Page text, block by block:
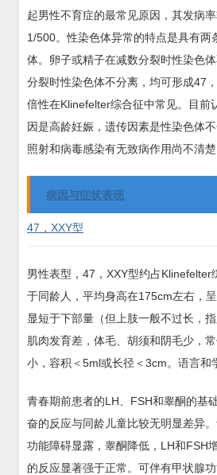
起男性不育症的最常见原因，其发病
1/500。性染色体异常的特点是具有两
体。卵子或精子在减数分裂时性染色
分裂时性染色体不分离，均可形成47
倍性在Klinefelter综合征中常见。目前
因是高龄妊娠，遗传因素是性染色体
照射和病毒感染有无致病作用尚不清楚
病因与症状表现
47，XXY型
男性表型，47，XXY型约占Klinefelter
于同龄人，平均身高在175cm左右，
显短于下部量（但上肢一般不过长，指
肌肉发育差，体毛、胡须和阴毛少，
小，容积＜5ml或长径＜3cm。语言和
青春期前患者的LH、FSH和睾酮的基
奋的反应与同龄儿童比较无明显差异
功能障碍显露，睾酮降低，LH和FSH
的反应显著强于正常。可伴有甲状腺